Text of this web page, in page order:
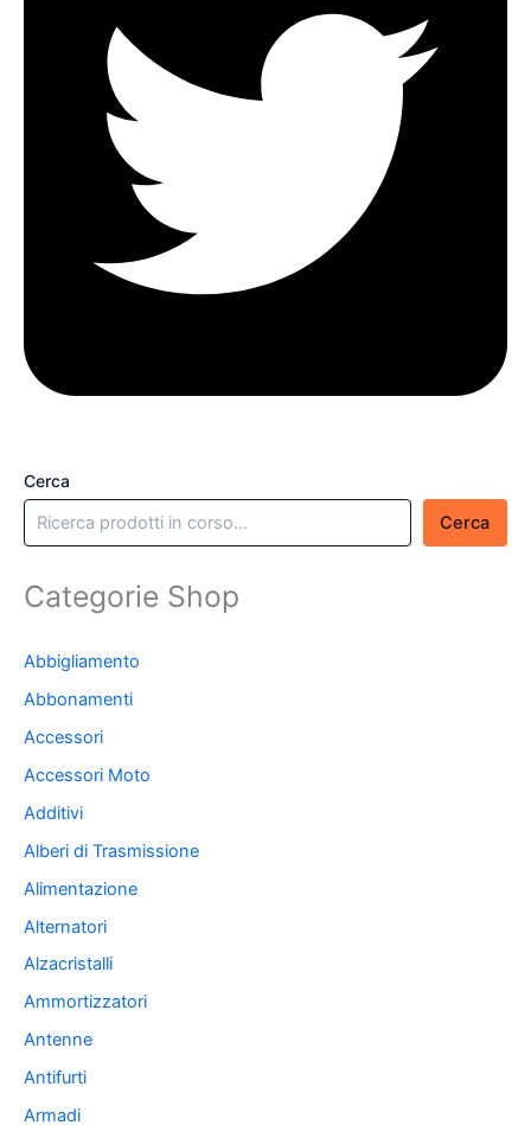
Cerca
Cerca
Categorie Shop
Abbigliamento
Abbonamenti
Accessori
Accessori Moto
Additivi
Alberi di Trasmissione
Alimentazione
Alternatori
Alzacristalli
Ammortizzatori
Antenne
Antifurti
Armadi